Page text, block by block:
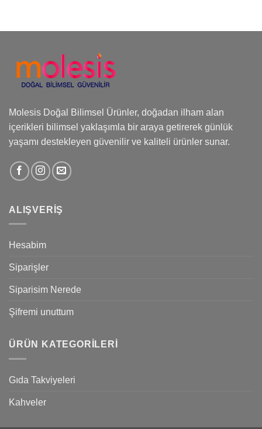
Molesis Doğal Bilimsel Ürünler, doğadan ilham alan
içerikleri bilimsel yaklaşımla bir araya getirerek günlük
yaşamı destekleyen güvenilir ve kaliteli ürünler sunar.
ALIŞVERIŞ
Hesabim
Siparişler
Siparisim Nerede
Şifremi unuttum
ÜRÜN KATEGORILERI
Gıda Takviyeleri
Kahveler